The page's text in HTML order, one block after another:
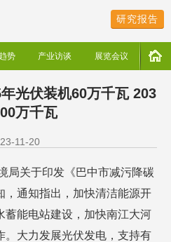
研究报告
势 产业访谈 展览会议
光伏装机60万千瓦 203
万千瓦
11-20
局关于印发《巴中市减污降碳
，通知指出，加快清洁能源开
蓄能电站建设，加快南江大河
。大力发展光伏发电，支持有